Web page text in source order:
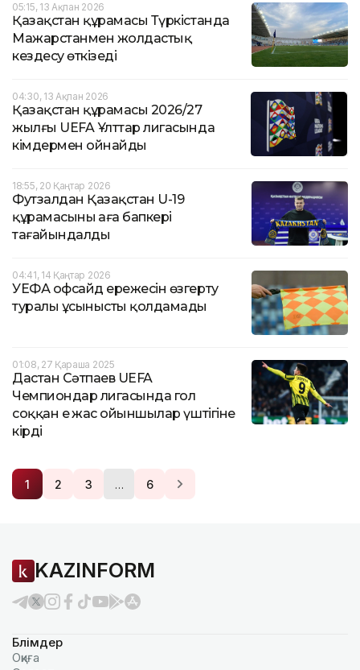
05:15, 13 Ақпан 2026
Қазақстан құрамасы Түркістанда
Мажарстанмен жолдастық
кездесу өткізеді
04:30, 13 Ақпан 2026
Қазақстан құрамасы 2026/27
жылғы UEFA Ұлттар лигасында
кімдермен ойнайды
18:55, 20 Қаңтар 2026
Футзалдан Қазақстан U-19
құрамасының аға бапкері
тағайындалды
04:41, 14 Қаңтар 2026
УЕФА офсайд ережесін өзгерту
туралы ұсынысты қолдамады
01:08, 27 Қараша 2025
Дастан Сәтпаев UEFA
Чемпиондар лигасында гол
соққан ең жас ойыншылар үштігіне
кірді
1 2 3 … 6
KAZINFORM
Бөлімдер
Оқиға